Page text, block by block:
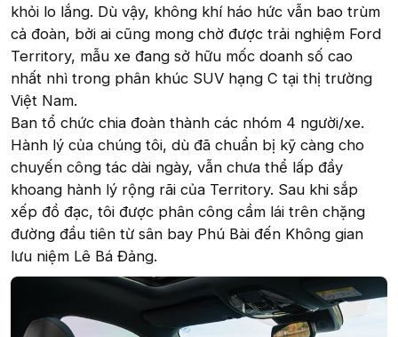
khỏi lo lắng. Dù vậy, không khí háo hức vẫn bao trùm
cả đoàn, bởi ai cũng mong chờ được trải nghiệm Ford
Territory, mẫu xe đang sở hữu mốc doanh số cao
nhất nhì trong phân khúc SUV hạng C tại thị trường
Việt Nam.
Ban tổ chức chia đoàn thành các nhóm 4 người/xe.
Hành lý của chúng tôi, dù đã chuẩn bị kỹ càng cho
chuyến công tác dài ngày, vẫn chưa thể lấp đầy
khoang hành lý rộng rãi của Territory. Sau khi sắp
xếp đồ đạc, tôi được phân công cầm lái trên chặng
đường đầu tiên từ sân bay Phú Bài đến Không gian
lưu niệm Lê Bá Đảng.